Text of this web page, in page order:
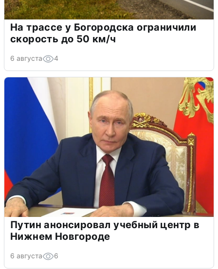
На трассе у Богородска ограничили
скорость до 50 км/ч
6 августа 4
Путин анонсировал учебный центр в
Нижнем Новгороде
6 августа 6